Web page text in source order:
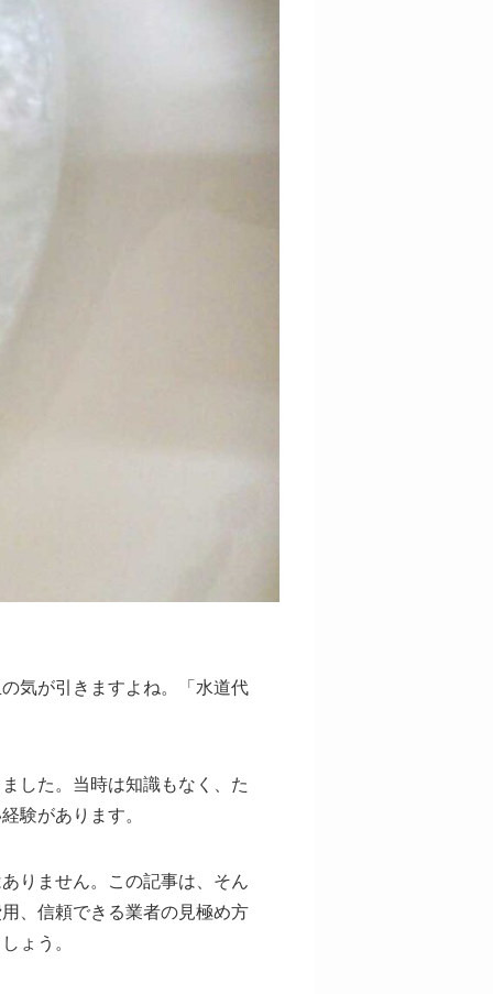
気が引きますよね。「水道代
した。当時は知識もなく、た
験があります。
りません。この記事は、そん
、信頼できる業者の見極め方
ょう。